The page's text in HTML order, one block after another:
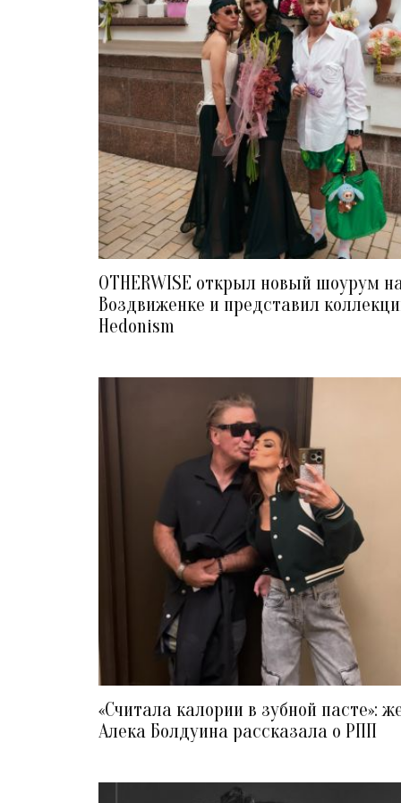
OTHERWISE открыл новый шоурум
Воздвиженке и представил
Hedonism
«Считала калории в зубной пасте»:
Алека Болдуина рассказала о РПП